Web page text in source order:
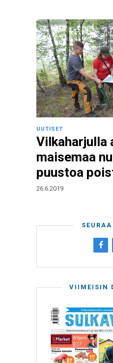
UUTISET
Vilkaharjulla
maisemaa
puustoa
26.6.2019
VIIMEISIN